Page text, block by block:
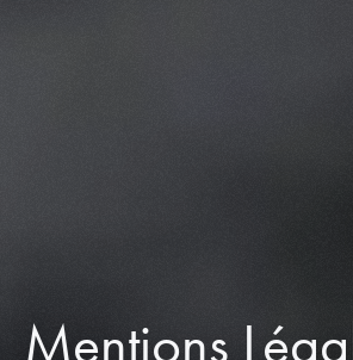
Mentions